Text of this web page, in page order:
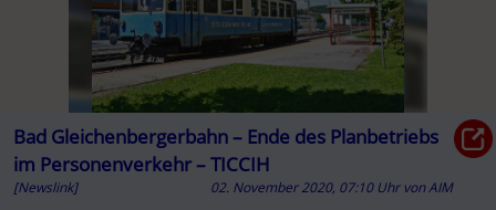
Bad Gleichenbergerbahn – Ende des Planbetriebs
im Personenverkehr – TICCIH
[Newslink] 02. November 2020, 07:10 Uhr vonAIM